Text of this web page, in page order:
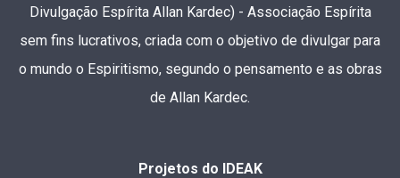
Divulgação Espírita Allan Kardec) - Associação Espírita
sem fins lucrativos, criada com o objetivo de divulgar para
o mundo o Espiritismo, segundo o pensamento e as obras
de Allan Kardec.
Projetos do IDEAK